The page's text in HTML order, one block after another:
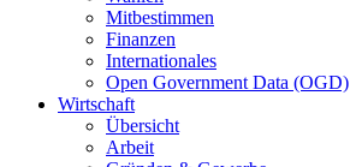
Mitbestimmen
Finanzen
Internationales
Open Government Data (OGD)
Wirtschaft
Übersicht
Arbeit